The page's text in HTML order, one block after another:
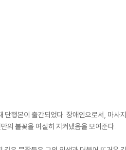
행본이 출간되었다. 장애인으로서, 마사
의 불꽃을 여실히 지켜냈음을 보여준다.